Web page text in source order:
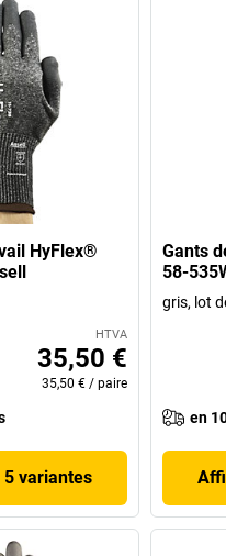
HyFlex®
HTVA
35,50 €
35,50 € / paire
variantes
Gants
58-
gris, lot
en